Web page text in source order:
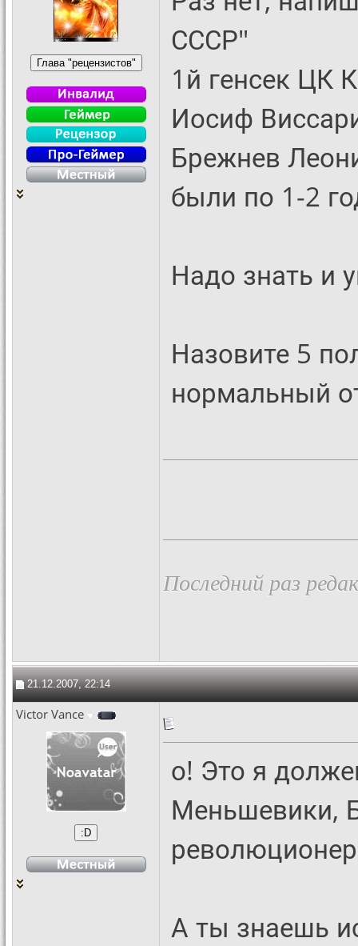
СССР"
1й генсек ЦК
Иосиф
Брежнев
были по 1-2
Надо знать и
Назовите 5
нормальный
Последний раз
21.12.2007, 22:14
Victor Vance
о! Это я
Меньшевики,
А ты знаешь